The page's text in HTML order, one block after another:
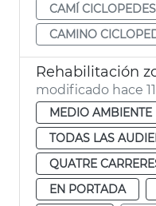
CAMÍ
CAMINO
modificado hace
MEDIO AMBIENTE
TODAS LAS
QUATRE
EN PORTADA